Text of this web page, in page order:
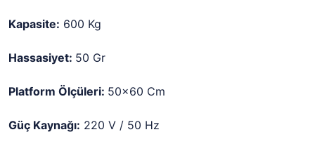
Kapasite: 600 Kg
Hassasiyet: 50 Gr
Platform Ölçüleri: 50x60 Cm
Güç Kaynağı: 220 V / 50 Hz